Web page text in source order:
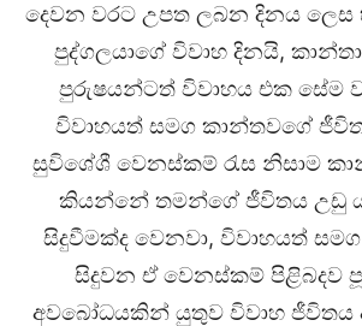
දෙවන වරට උපත ලබන දිනය
පුද්ගලයාගේ විවාහ දිනයි,
පුරුෂයන්ටත් විවාහය එක සේම
විවාහයත් සමග කාන්තවගේ
සුවිශේශී වෙනස්කම් රැස නිසාම
කියන්නේ තමන්ගේ ජීවිතය උඩු
සිදුවීමක්ද වෙනවා, විවාහයත්
සිදුවන ඒ වෙනස්කම් පිළිබදව
අවබෝධයකින් යුතුව විවාහ